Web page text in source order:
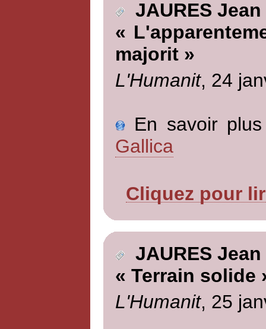
JAURES Jean
«
majorit »
L'Humanit, 24
En savoir
Gallica
Cliquez pour
JAURES Jean
« Terrain solide
L'Humanit, 25